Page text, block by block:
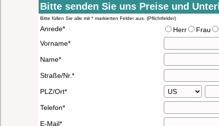
Bitte senden Sie uns Preise und
Bitte füllen Sie alle mit * markierten Felder aus. (Pflichtfelder)
Anrede* Herr
Frau
Vorname*
Name*
Straße/Nr.*
PLZ/Ort*
Telefon*
E-Mail*